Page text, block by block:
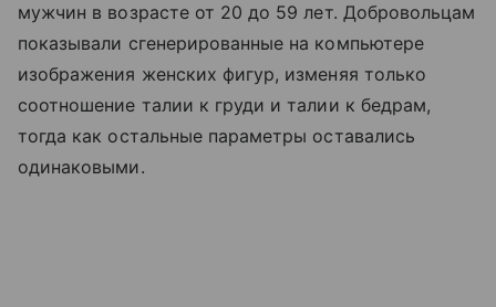
мужчин в возрасте от 20 до 59 лет. Добровольцам
показывали сгенерированные на компьютере
изображения женских фигур, изменяя только
соотношение талии к груди и талии к бедрам,
тогда как остальные параметры оставались
одинаковыми.